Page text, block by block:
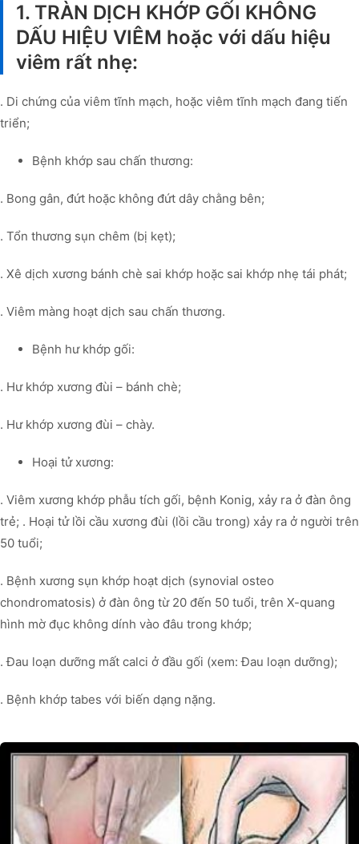
1. TRÀN DỊCH KHỚP GỐI KHÔNG
DẤU HIỆU VIÊM hoặc với dấu hiệu
viêm rất nhẹ:
. Di chứng của viêm tĩnh mạch, hoặc viêm tĩnh mạch đang tiến
triển;
Bệnh khớp sau chấn thương:
. Bong gân, đứt hoặc không đứt dây chằng bên;
. Tổn thương sụn chêm (bị kẹt);
. Xê dịch xương bánh chè sai khớp hoặc sai khớp nhẹ tái phát;
. Viêm màng hoạt dịch sau chấn thương.
Bệnh hư khớp gối:
. Hư khớp xương đùi – bánh chè;
. Hư khớp xương đùi – chày.
Hoại tử xương:
. Viêm xương khớp phẫu tích gối, bệnh Konig, xảy ra ở đàn ông
trẻ; . Hoại tử lồi cầu xương đùi (lồi cầu trong) xảy ra ở người trên
50 tuổi;
. Bệnh xương sụn khớp hoạt dịch (synovial osteo
chondromatosis) ở đàn ông từ 20 đến 50 tuổi, trên X-quang
hình mờ đục không dính vào đâu trong khớp;
. Đau loạn dưỡng mất calci ở đầu gối (xem: Đau loạn dưỡng);
. Bệnh khớp tabes với biến dạng nặng.